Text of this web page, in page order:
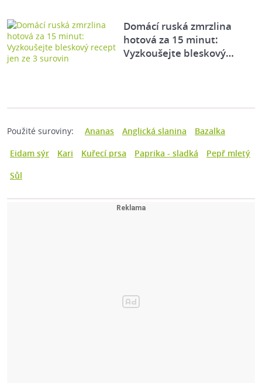
Domácí ruská zmrzlina
hotová za 15 minut:
Vyzkoušejte bleskový…
Použité suroviny: Ananas Anglická slanina
Bazalka
Eidam sýr
Kari Kuřecí prsa Paprika - sladká
Pepř mletý
Sůl